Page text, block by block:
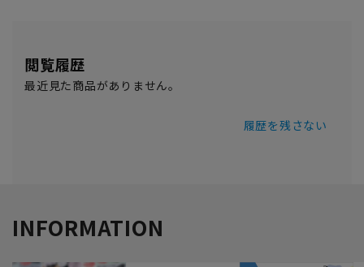
閲覧履歴
最近見た商品がありません。
履歴を残さない
INFORMATION